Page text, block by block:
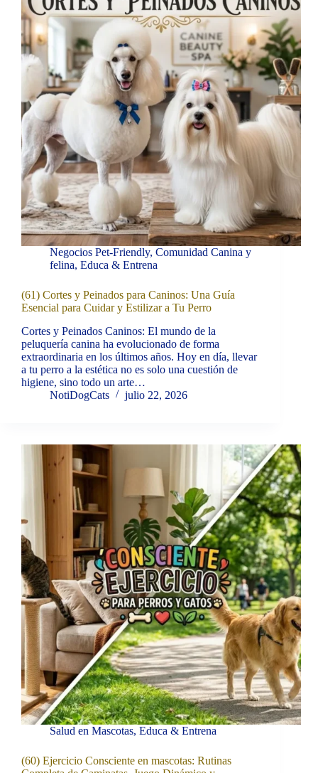
Negocios Pet-Friendly, Comunidad Canina y
felina, Educa & Entrena
(61) Cortes y Peinados para Caninos: Una Guía
Esencial para Cuidar y Estilizar a Tu Perro
Cortes y Peinados Caninos: El mundo de la
peluquería canina ha evolucionado de forma
extraordinaria en los últimos años. Hoy en día, llevar
a tu perro a la estética no es solo una cuestión de
higiene, sino todo un arte…
NotiDogCats
julio 22, 2026
Salud en Mascotas, Educa & Entrena
(60) Ejercicio Consciente en mascotas: Rutinas